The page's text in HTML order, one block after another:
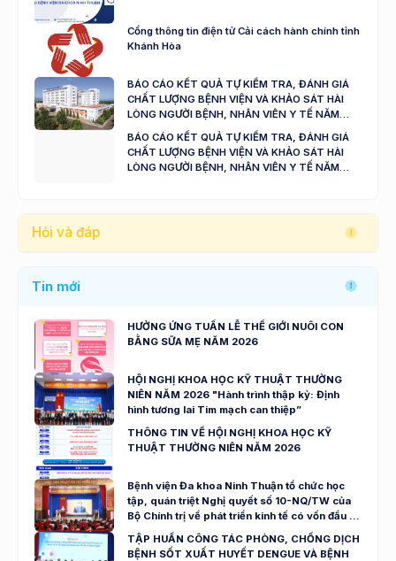
Cổng thông tin điện tử Cải cách hành chính tỉnh
Khánh Hòa
BÁO CÁO KẾT QUẢ TỰ KIỂM TRA, ĐÁNH GIÁ
CHẤT LƯỢNG BỆNH VIỆN VÀ KHẢO SÁT HÀI
LÒNG NGƯỜI BỆNH, NHÂN VIÊN Y TẾ NĂM
2024 - 2025
BÁO CÁO KẾT QUẢ TỰ KIỂM TRA, ĐÁNH GIÁ
CHẤT LƯỢNG BỆNH VIỆN VÀ KHẢO SÁT HÀI
LÒNG NGƯỜI BỆNH, NHÂN VIÊN Y TẾ NĂM
Hỏi và đáp
Tin mới
HƯỞNG ỨNG TUẦN LỄ THẾ GIỚI NUÔI CON
BẰNG SỮA MẸ NĂM 2026
HỘI NGHỊ KHOA HỌC KỸ THUẬT THƯỜNG
NIÊN NĂM 2026 "Hành trình thập kỷ: Định
hình tương lai Tim mạch can thiệp”
THÔNG TIN VỀ HỘI NGHỊ KHOA HỌC KỸ
THUẬT THƯỜNG NIÊN NĂM 2026
Bệnh viện Đa khoa Ninh Thuận tổ chức học
tập, quán triệt Nghị quyết số 10-NQ/TW của
Bộ Chính trị về phát triển kinh tế có vốn đầu tư
nước ngoài
TẬP HUẤN CÔNG TÁC PHÒNG, CHỐNG DỊCH
BỆNH SỐT XUẤT HUYẾT DENGUE VÀ BỆNH